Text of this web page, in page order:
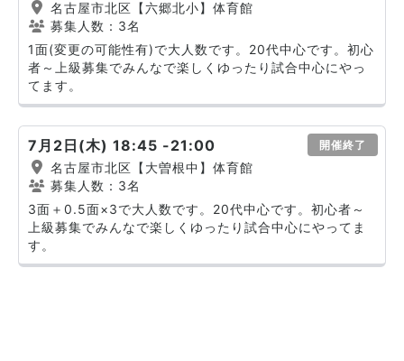
名古屋市北区【六郷北小】体育館
募集人数：3名
1面(変更の可能性有)で大人数です。20代中心です。初心
者～上級募集でみんなで楽しくゆったり試合中心にやっ
てます。
7月2日(木) 18:45 -21:00 開催終了
名古屋市北区【大曽根中】体育館
募集人数：3名
3面＋0.5面×3で大人数です。20代中心です。初心者～
上級募集でみんなで楽しくゆったり試合中心にやってま
す。